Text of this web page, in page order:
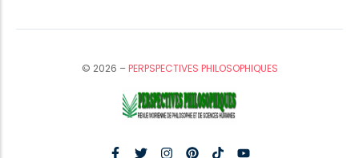
© 2026 –PERPSPECTIVES PHILOSOPHIQUES